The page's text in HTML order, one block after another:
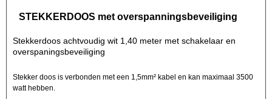
STEKKERDOOS met overspanningsbeveiliging
Stekkerdoos achtvoudig wit 1,40 meter met schakelaar en
overspaningsbeveiliging
Stekker doos is verbonden met een 1,5mm² kabel en kan maximaal 3500
watt hebben.